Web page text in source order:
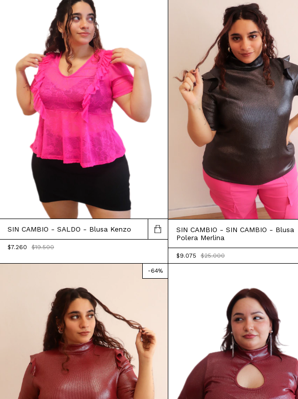
SIN CAMBIO - SALDO - Blusa Kenzo
$7.260 $19.500
SIN CAMBIO - SIN CAMBIO - Blusa
Polera Merlina
$9.075 $25.000
-64%